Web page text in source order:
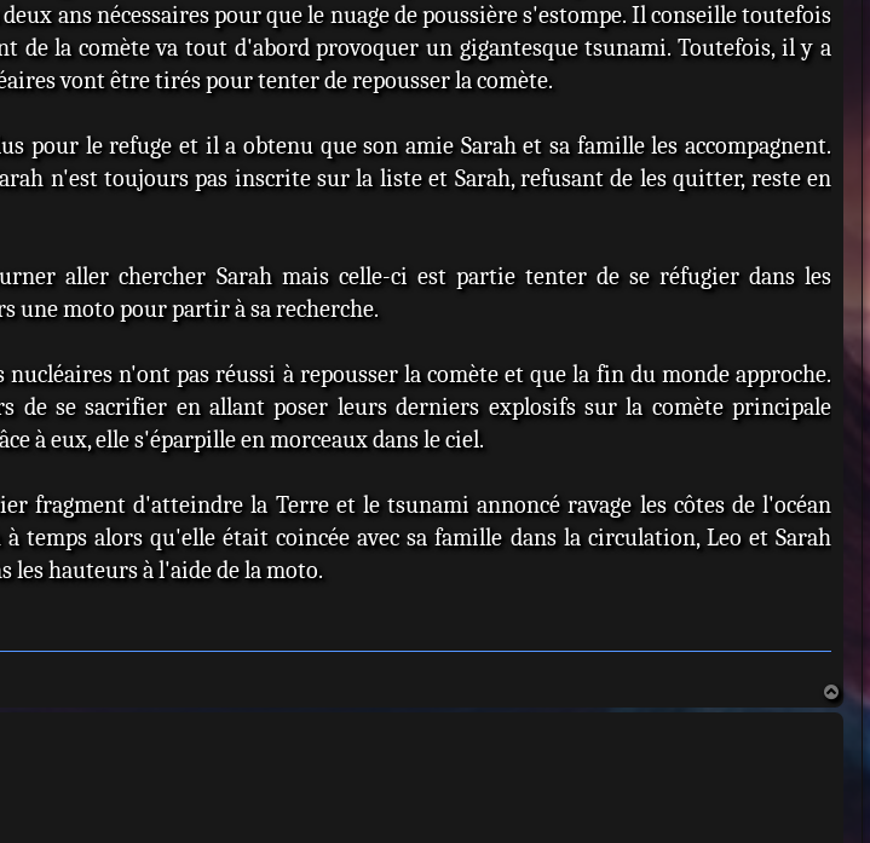
ans nécessaires pour que le nuage de poussière s'estompe. Il conseille toutefois
de la comète va tout d'abord provoquer un gigantesque tsunami. Toutefois, il y a
vont être tirés pour tenter de repousser la comète.
pour le refuge et il a obtenu que son amie Sarah et sa famille les accompagnent.
n'est toujours pas inscrite sur la liste et Sarah, refusant de les quitter, reste en
aller chercher Sarah mais celle-ci est partie tenter de se réfugier dans les
une moto pour partir à sa recherche.
n'ont pas réussi à repousser la comète et que la fin du monde approche.
de se sacrifier en allant poser leurs derniers explosifs sur la comète principale
à eux, elle s'éparpille en morceaux dans le ciel.
fragment d'atteindre la Terre et le tsunami annoncé ravage les côtes de l'océan
temps alors qu'elle était coincée avec sa famille dans la circulation, Leo et Sarah
les hauteurs à l'aide de la moto.
a